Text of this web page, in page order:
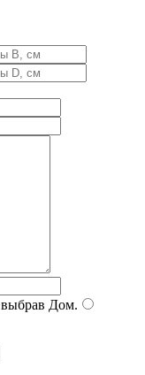
Дом.